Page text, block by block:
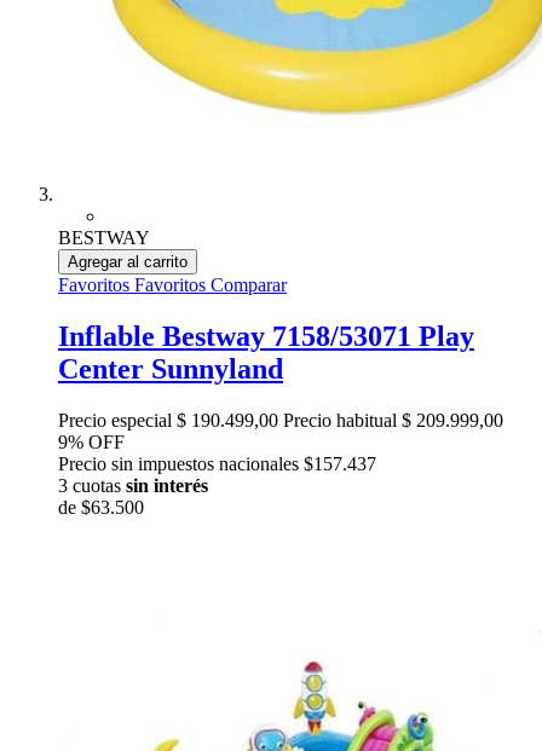
BESTWAY
Agregar al carrito
Favoritos Favoritos Comparar
Inflable Bestway 7158/53071 Play
Center Sunnyland
Precio especial $ 190.499,00 Precio habitual $ 209.999,00
9% OFF
Precio sin impuestos nacionales $157.437
3 cuotas sin interés
de $63.500